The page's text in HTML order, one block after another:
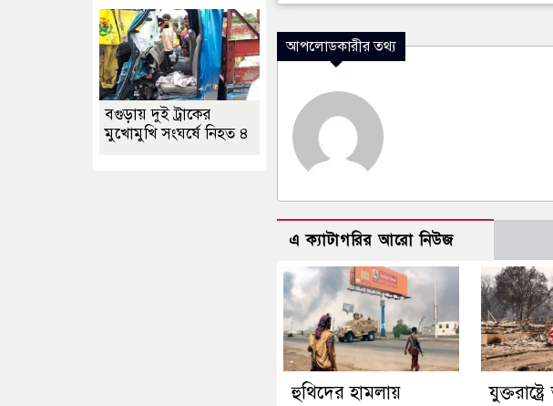
আপলোডকারীর তথ্য
এ ক্যাটাগরির আরো নিউজ
হুথিদের হামলায়
বগুড়ায় দুই ট্রাকের
মুখোমুখি সংঘর্ষে নিহত ৪